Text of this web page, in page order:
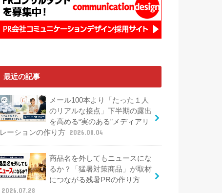
最近の記事
メール100本より「たった１人
のリアルな接点」下半期の露出
を高める“実のある”メディアリ
レーションの作り方 2026.08.04
商品名を外してもニュースにな
るか？「猛暑対策商品」が取材
につながる残暑PRの作り方
2026.07.28